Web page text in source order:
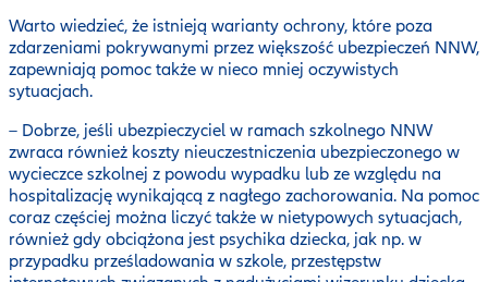
Warto wiedzieć, że istnieją warianty ochrony, które poza
zdarzeniami pokrywanymi przez większość ubezpieczeń NNW,
zapewniają pomoc także w nieco mniej oczywistych
sytuacjach.
– Dobrze, jeśli ubezpieczyciel w ramach szkolnego NNW
zwraca również koszty nieuczestniczenia ubezpieczonego w
wycieczce szkolnej z powodu wypadku lub ze względu na
hospitalizację wynikającą z nagłego zachorowania. Na pomoc
coraz częściej można liczyć także w nietypowych sytuacjach,
również gdy obciążona jest psychika dziecka, jak np. w
przypadku prześladowania w szkole, przestępstw